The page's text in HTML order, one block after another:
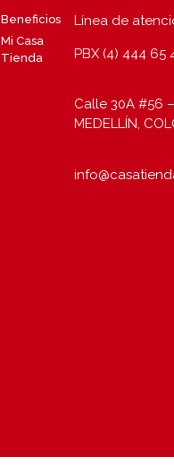
Beneficios
Mi Casa
Tienda
Línea de
PBX (4) 444 65
Calle 30A #56
MEDELLÍN,